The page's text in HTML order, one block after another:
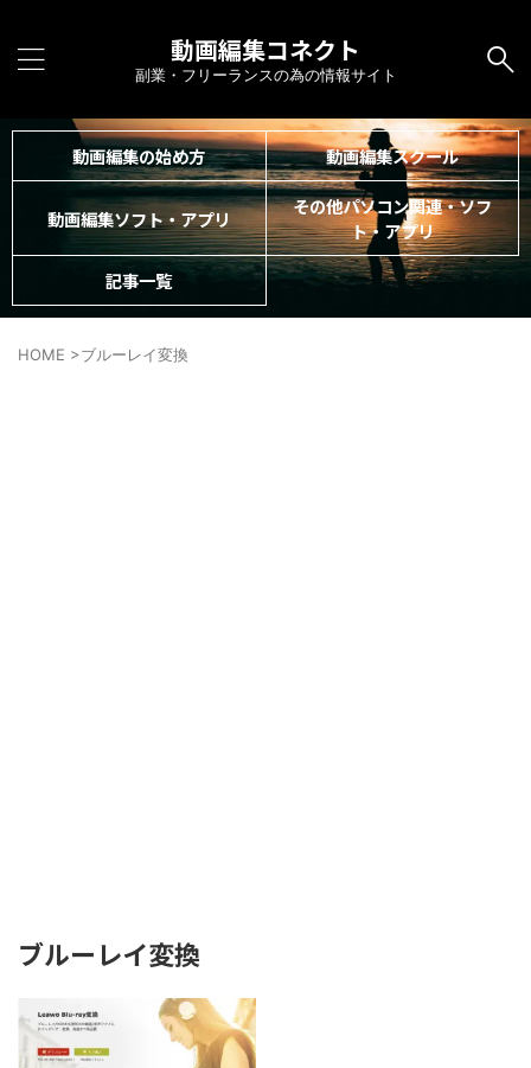
動画編集コネクト
副業・フリーランスの為の情報サイト
動画編集の始め方 動画編集スクール
動画編集ソフト・アプリ
その他パソコン関連・ソフ
ト・アプリ
記事一覧
HOME >ブルーレイ変換
ブルーレイ変換